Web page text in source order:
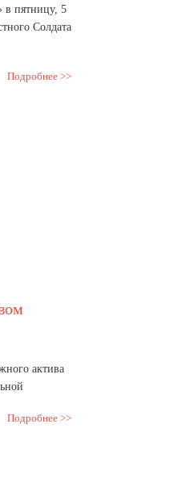
пятницу, 5
Солдата
Подробнее >>
актива
Подробнее >>